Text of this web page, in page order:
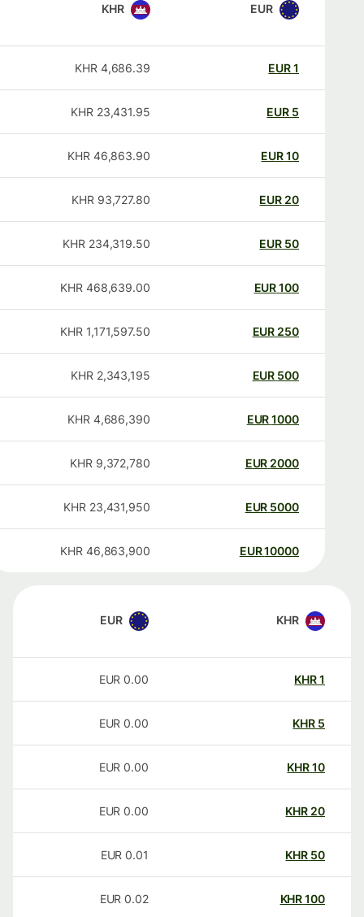
EUR
KHR
EUR
4,686.39
KHR
EUR
23,431.95
KHR
EUR
46,863.90
KHR
20
EUR
93,727.80
KHR
50
EUR
234,319.50
KHR
100
EUR
468,639.00
KHR
250
EUR
1,171,597.50
KHR
500
EUR
2,343,195
KHR
1000
EUR
4,686,390
KHR
2000
EUR
9,372,780
KHR
5000
EUR
23,431,950
KHR
10000
EUR
46,863,900
KHR
KHR
EUR
KHR
0.00
EUR
KHR
0.00
EUR
KHR
0.00
EUR
20
KHR
0.00
EUR
50
KHR
0.01
EUR
100
KHR
0.02
EUR